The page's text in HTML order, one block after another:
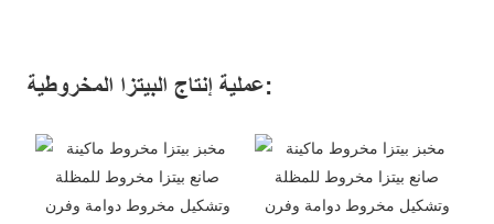
عملية إنتاج البيتزا المخروطية: